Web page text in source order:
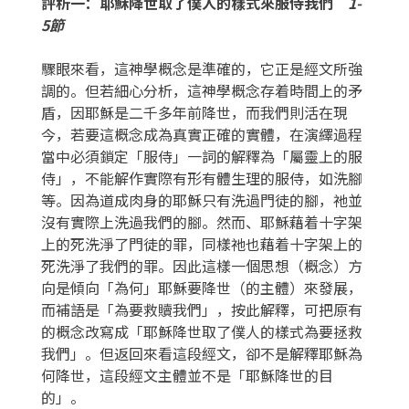
5節
驟眼來看，這神學概念是準確的，它正是經文所強
調的。但若細心分析，這神學概念存着時間上的矛
盾，因耶穌是二千多年前降世，而我們則活在現
今，若要這概念成為真實正確的實體，在演繹過程
當中必須鎖定「服侍」一詞的解釋為「屬靈上的服
侍」，不能解作實際有形有體生理的服侍，如洗腳
等。因為道成肉身的耶穌只有洗過門徒的腳，祂並
沒有實際上洗過我們的腳。然而、耶穌藉着十字架
上的死洗淨了門徒的罪，同樣祂也藉着十字架上的
死洗淨了我們的罪。因此這樣一個思想（概念）方
向是傾向「為何」耶穌要降世（的主體）來發展，
而補語是「為要救贖我們」，按此解釋，可把原有
的概念改寫成「耶穌降世取了僕人的樣式為要拯救
我們」。但返回來看這段經文，卻不是解釋耶穌為
何降世，這段經文主體並不是「耶穌降世的目
的」。